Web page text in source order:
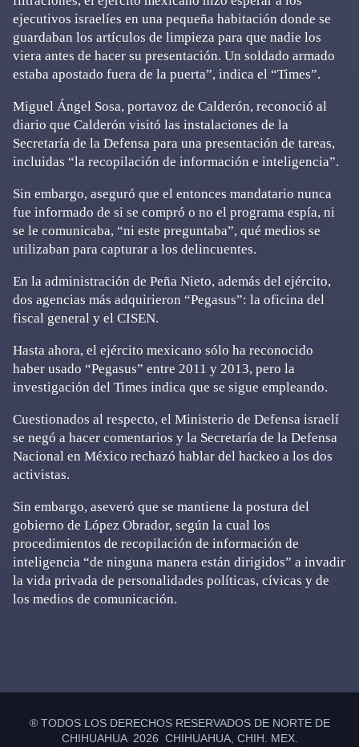
ejecutivos israelíes en una pequeña habitación donde se
guardaban los artículos de limpieza para que nadie los
viera antes de hacer su presentación. Un soldado armado
estaba apostado fuera de la puerta”, indica el “Times”.
Miguel Ángel Sosa, portavoz de Calderón, reconoció al
diario que Calderón visitó las instalaciones de la
Secretaría de la Defensa para una presentación de tareas,
incluidas “la recopilación de información e inteligencia”.
Sin embargo, aseguró que el entonces mandatario nunca
fue informado de si se compró o no el programa espía, ni
se le comunicaba, “ni este preguntaba”, qué medios se
utilizaban para capturar a los delincuentes.
En la administración de Peña Nieto, además del ejército,
dos agencias más adquirieron “Pegasus”: la oficina del
fiscal general y el CISEN.
Hasta ahora, el ejército mexicano sólo ha reconocido
haber usado “Pegasus” entre 2011 y 2013, pero la
investigación del Times indica que se sigue empleando.
Cuestionados al respecto, el Ministerio de Defensa israelí
se negó a hacer comentarios y la Secretaría de la Defensa
Nacional en México rechazó hablar del hackeo a los dos
activistas.
Sin embargo, aseveró que se mantiene la postura del
gobierno de López Obrador, según la cual los
procedimientos de recopilación de información de
inteligencia “de ninguna manera están dirigidos” a invadir
la vida privada de personalidades políticas, cívicas y de
los medios de comunicación.
® TODOS LOS DERECHOS RESERVADOS DE NORTE DE
CHIHUAHUA 2026 CHIHUAHUA, CHIH. MEX.